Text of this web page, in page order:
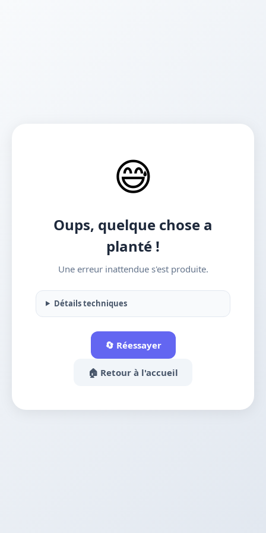
😅
Oups, quelque chose a
planté !
Une erreur inattendue s'est produite.
Détails techniques
🔄 Réessayer
🏠 Retour à l'accueil